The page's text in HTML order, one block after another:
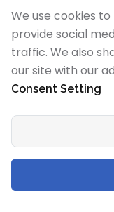
गिगाग्राम को
गिगाग्राम को
गिगाग्राम को Carat
गिगाग्राम को
गिगाग्राम को
गिगाग्राम को
गिगाग्राम को
गिगाग्राम को
We use cookies
provide social
traffic. We also
our site with our
Consent Setting